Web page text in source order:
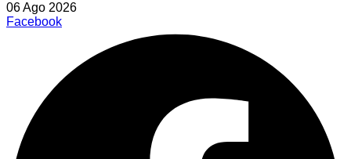
06 Ago 2026
Facebook